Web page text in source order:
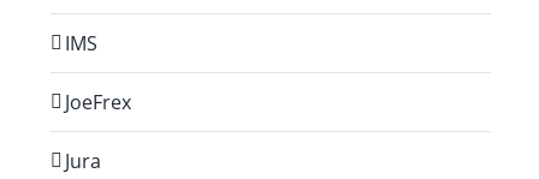
IMS
JoeFrex
Jura